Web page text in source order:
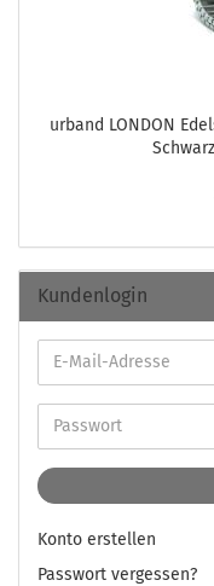
ur­band LON­DON
Kundenlogin
Konto erstellen
Passwort vergessen?